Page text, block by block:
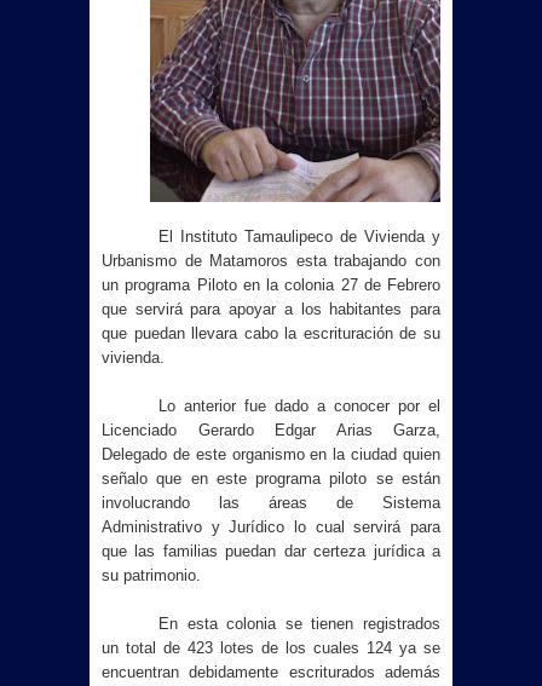
El Instituto Tamaulipeco de Vivienda y
Urbanismo de Matamoros esta trabajando con
un programa Piloto en la colonia 27 de Febrero
que servirá para apoyar a los habitantes para
que puedan llevara cabo la escrituración de su
vivienda.
Lo anterior fue dado a conocer por el
Licenciado Gerardo Edgar Arias Garza,
Delegado de este organismo en la ciudad quien
señalo que en este programa piloto se están
involucrando las áreas de Sistema
Administrativo y Jurídico lo cual servirá para
que las familias puedan dar certeza jurídica a
su patrimonio.
En esta colonia se tienen registrados
un total de 423 lotes de los cuales 124 ya se
encuentran debidamente escriturados además